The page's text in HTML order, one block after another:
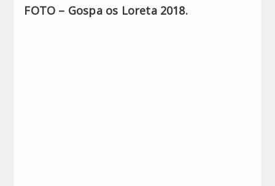
FOTO – Gospa os Loreta 2018.